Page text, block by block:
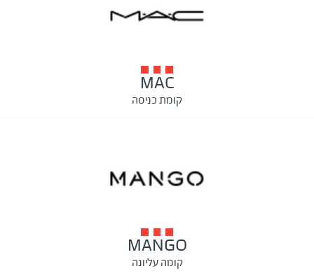
MAC
קומת כניסה
MANGO
קומה עליונה